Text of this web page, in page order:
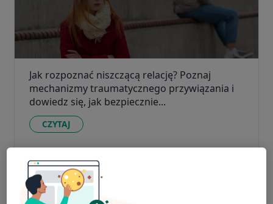
Jak rozpoznać niszczącą relację? Poznaj
mechanizmy traumatycznego przywiązania i
dowiedz się, jak bezpiecznie...
CZYTAJ